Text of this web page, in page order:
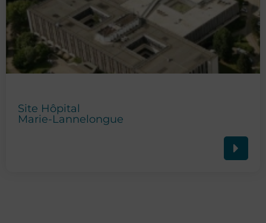
Site Hôpital
Marie-Lannelongue